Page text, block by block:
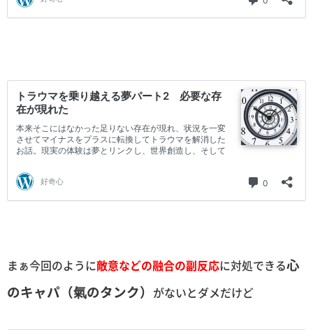
まぁ今回のように敵意などの融合の副反応に対処できる心
のキャパ（氣のタンク） がないとダメだけど